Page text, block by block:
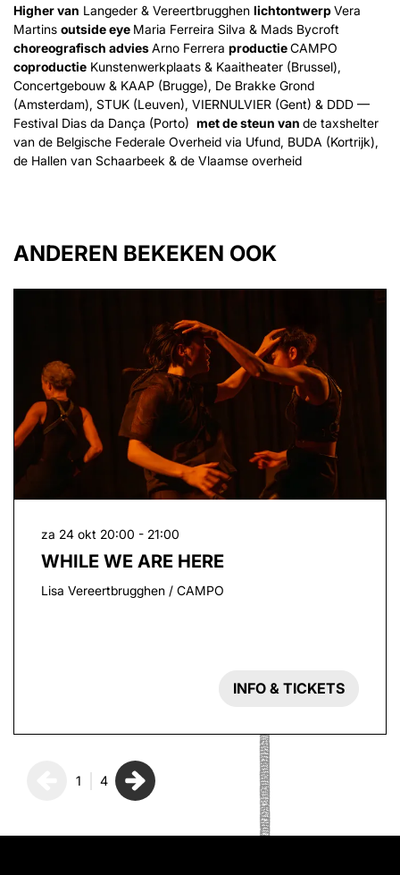
Higher van Langeder & Vereertbrugghen lichtontwerpVera
Martins outside eye Maria Ferreira Silva & Mads Bycroft
choreografisch adviesArno Ferrera productieCAMPO
coproductie Kunstenwerkplaats & Kaaitheater (Brussel),
Concertgebouw & KAAP (Brugge), De Brakke Grond
(Amsterdam), STUK (Leuven), VIERNULVIER (Gent) & DDD —
Festival Dias da Dança (Porto) met de steun van de taxshelter
van de Belgische Federale Overheid via Ufund, BUDA (Kortrijk),
de Hallen van Schaarbeek & de Vlaamse overheid
ANDEREN BEKEKEN OOK
WHILE WE ARE HERE
Lisa Vereertbrugghen / CAMPO
za 24 okt 20:00 - 21:00
INFO & TICKETS
1 4